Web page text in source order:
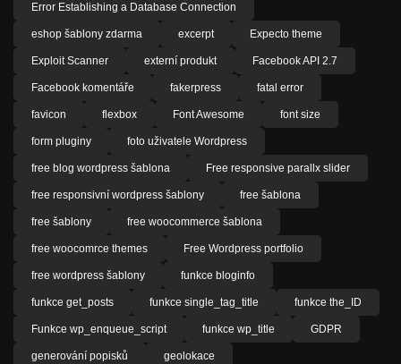
Error Establishing a Database Connection
eshop šablony zdarma excerpt Expecto theme
Exploit Scanner externí produkt Facebook API 2.7
Facebook komentáře fakerpress fatal error
favicon flexbox Font Awesome font size
form pluginy foto uživatele Wordpress
free blog wordpress šablona Free responsive parallx slider
free responsivní wordpress šablony free šablona
free šablony free woocommerce šablona
free woocomrce themes Free Wordpress portfolio
free wordpress šablony funkce bloginfo
funkce get_posts funkce single_tag_title funkce the_ID
Funkce wp_enqueue_script funkce wp_title GDPR
generování popisků geolokace